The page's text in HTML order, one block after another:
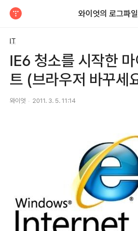
와이엇의 로그파일
IT
IE6 청소를 시작한
트 (브라우저 바꾸세
와이엇 2011. 3. 5. 11:14